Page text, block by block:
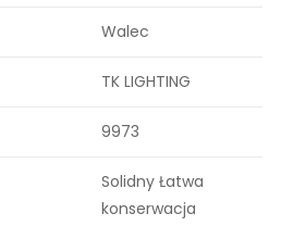
Walec
TK LIGHTING
9973
Solidny Łatwa
konserwacja